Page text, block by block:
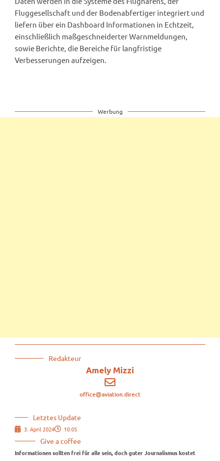
Redakteur
Amely Mizzi
office@aviation.direct
Letztes Update
3. April 2024 10:05
Give a coffee
Informationen sollten frei für alle sein, doch guter Journalismus kostet
Fluggesellschaft und der Bodenabfertiger integriert und
liefern über ein Dashboard Informationen in Echtzeit,
einschließlich maßgeschneiderter Warnmeldungen,
sowie Berichte, die Bereiche für langfristige
Verbesserungen aufzeigen.
Werbung